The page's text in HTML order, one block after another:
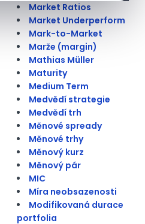
Market Ratios
Market Underperform
Mark-to-Market
Marže (margin)
Mathias Müller
Maturity
Medium Term
Medvědí strategie
Medvědí trh
Měnové spready
Měnové trhy
Měnový kurz
Měnový pár
MIC
Míra neobsazenosti
Modifikovaná durace
portfolia